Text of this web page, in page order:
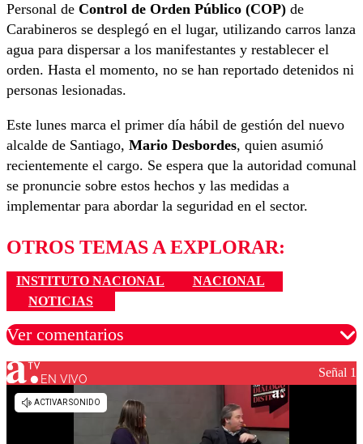
Personal de Control de Orden Público (COP) de
Carabineros se desplegó en el lugar, utilizando carros lanza
agua para dispersar a los manifestantes y restablecer el
orden. Hasta el momento, no se han reportado detenidos ni
personas lesionadas.
Este lunes marca el primer día hábil de gestión del nuevo
alcalde de Santiago, Mario Desbordes, quien asumió
recientemente el cargo. Se espera que la autoridad comunal
se pronuncie sobre estos hechos y las medidas a
implementar para abordar la seguridad en el sector.
OTROS TEMAS A EXPLORAR:
INSTITUTO NACIONAL
NACIONAL
NOTICIAS
Ver comentarios
Los comentarios son moderados para garantizar un
diálogo respetuoso.
EN VIVO Señal 1